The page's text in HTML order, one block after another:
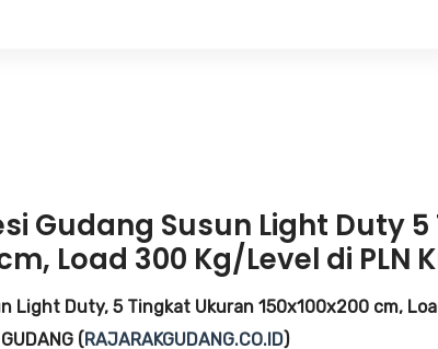
Gudang Susun Light Duty
Load 300 Kg/Level di PLN
Light Duty, 5 Tingkat Ukuran 150x100x200 cm,
(RAJARAKGUDANG.CO.ID)